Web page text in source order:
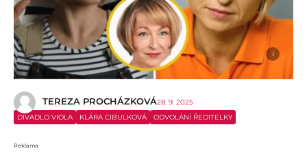
i
TEREZA PROCHÁZKOVÁ28. 9. 2025
DIVADLO VIOLA
KLÁRA CIBULKOVÁ ODVOLÁNÍ ŘEDITELKY
Reklama